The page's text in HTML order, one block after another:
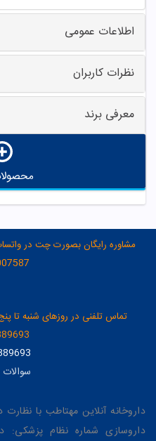
اطلاعات عمومی
نظرات کاربران
معرفی برند
داروخانه آنلاین مهتاطب با
داروسازی شماره نظام پزشکی: د-3247، فعالیت